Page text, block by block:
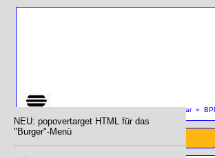
NEU: popovertarget HTML für das
"Burger"-Menü
SiteMap»Startseite»Lexikon/Glossar»